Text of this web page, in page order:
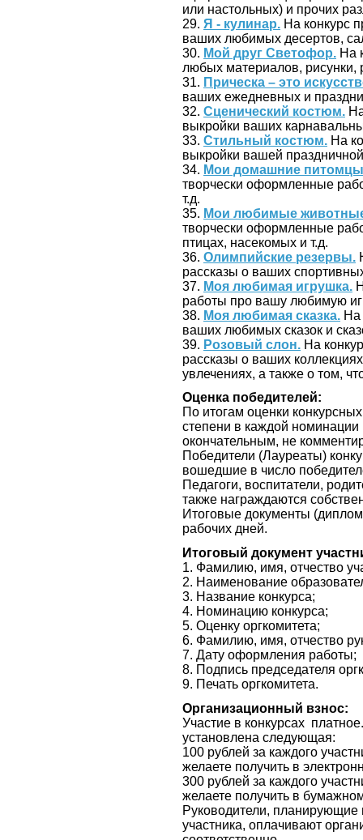
или настольных) и прочих
29. Я - кулинар. На конкурс
ваших любимых десертов,
30. Мой друг Светофор. На
любых материалов, рисунки,
31. Прическа – это
ваших ежедневных и
32. Сценический костюм.
выкройки ваших
33. Стильный костюм. На
выкройки вашей
34. Мои домашние
творчески оформленные
т.д.
35. Мои любимые
творчески оформленные
птицах, насекомых и т.д.
36. Олимпийские резервы.
рассказы о ваших
37. Моя любимая игрушка.
работы про вашу любимую
38. Моя любимая сказка. На
ваших любимых сказок и
39. Розовый слон. На
рассказы о ваших
увлечениях, а также о том,
Оценка победителей:
По итогам оценки
степени в каждой номинации
окончательным, не
Победители (Лауреаты)
вошедшие в число
Педагоги, воспитатели,
также награждаются
Итоговые документы
рабочих дней.
Итоговый документ
1. Фамилию, имя, отчество
2. Наименование
3. Название конкурса;
4. Номинацию конкурса;
5. Оценку оргкомитета;
6. Фамилию, имя, отчество
7. Дату оформления работы;
8. Подпись председателя
9. Печать оргкомитета.
Организационный взнос:
Участие в конкурсах
установлена следующая:
100 рублей за каждого
желаете получить в
300 рублей за каждого
желаете получить в
Руководители, планирующие
участника, оплачивают